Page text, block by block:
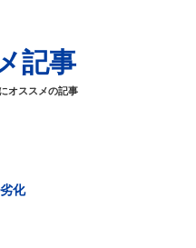
記事
オススメの記事
化